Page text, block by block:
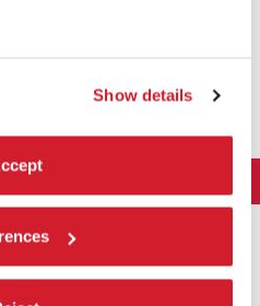
Show details